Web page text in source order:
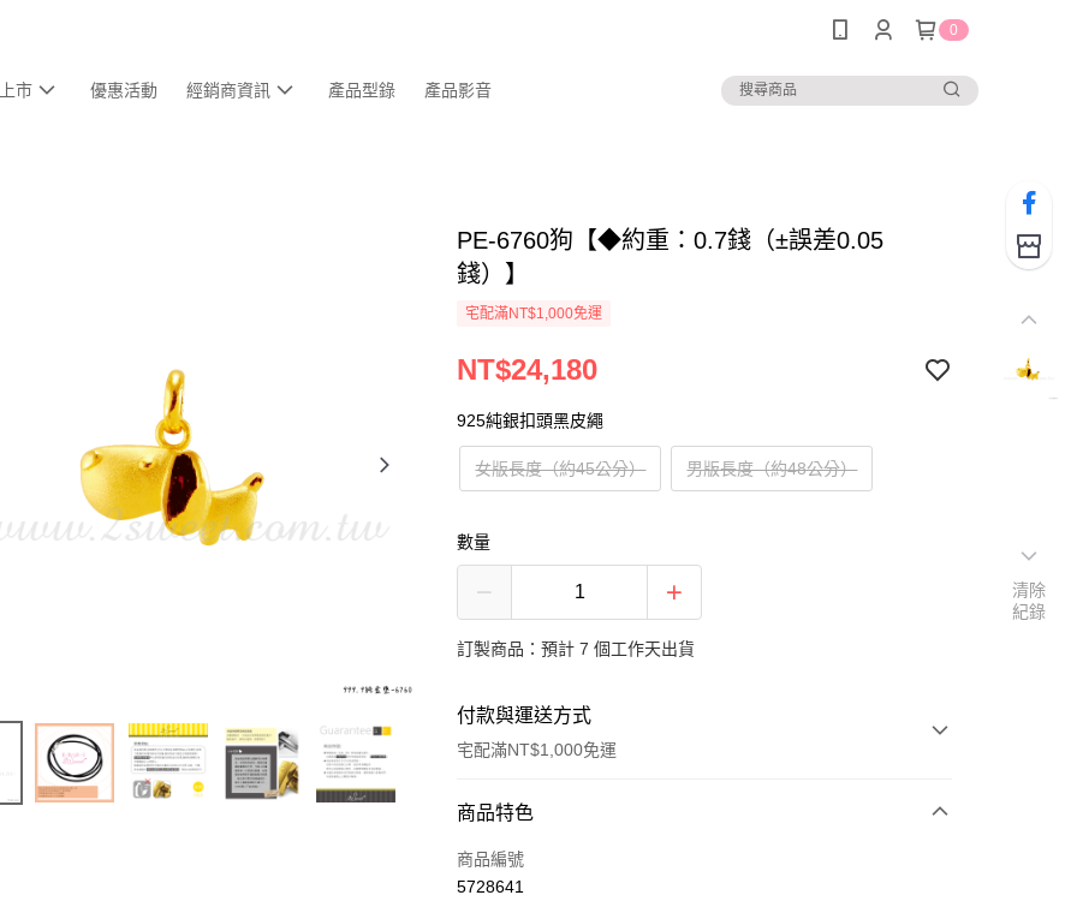
0
市 優惠活動 經銷商資訊 產品型錄 產品影音
PE-6760狗【◆約重：0.7錢（±誤差0.05
錢）】
宅配滿NT$1,000免運
NT$24,180
925純銀扣頭黑皮繩
女版長度（約45公分） 男版長度（約48公分）
數量
訂製商品：預計 7 個工作天出貨
付款與運送方式
宅配滿NT$1,000免運
付款方式
信用卡一次付款
商品特色
商品編號
5728641
清除
紀錄